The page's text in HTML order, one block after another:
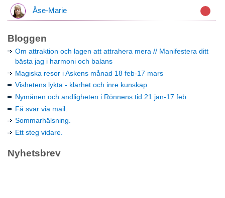
Åse-Marie
Bloggen
Om attraktion och lagen att attrahera mera // Manifestera ditt
bästa jag i harmoni och balans
Magiska resor i Askens månad 18 feb-17 mars
Vishetens lykta - klarhet och inre kunskap
Nymånen och andligheten i Rönnens tid 21 jan-17 feb
Få svar via mail.
Sommarhälsning.
Ett steg vidare.
Nyhetsbrev